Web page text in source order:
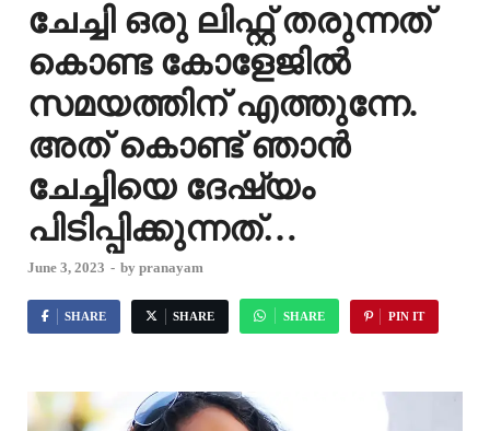
ചേച്ചി ഒരു ലിഫ്റ്റ് തരുന്നത്
കൊണ്ട കോളേജിൽ
സമയത്തിന് എത്തുന്നേ.
അത് കൊണ്ട് ഞാൻ
ചേച്ചിയെ ദേഷ്യം
പിടിപ്പിക്കുന്നത്…
June 3, 2023 - by pranayam
SHARE SHARE SHARE PIN IT